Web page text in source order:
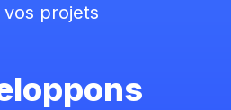
projets